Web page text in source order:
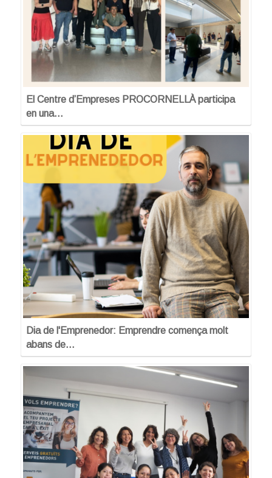
El Centre d’Empreses PROCORNELLÀ participa
en una…
Dia de l'Emprenedor: Emprendre comença molt
abans de…